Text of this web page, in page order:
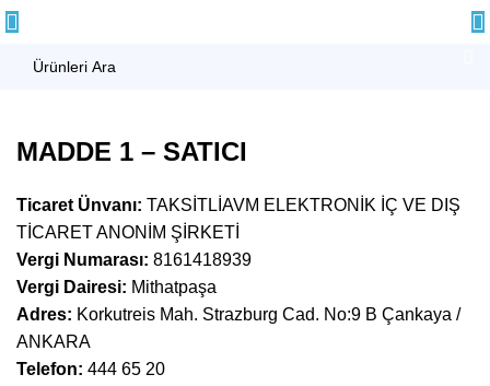
MADDE 1 – SATICI
Ticaret Ünvanı: TAKSİTLİAVM ELEKTRONİK İÇ VE DIŞ
TİCARET ANONİM ŞİRKETİ
Vergi Numarası: 8161418939
Vergi Dairesi: Mithatpaşa
Adres: Korkutreis Mah. Strazburg Cad. No:9 B Çankaya /
ANKARA
Telefon: 444 65 20